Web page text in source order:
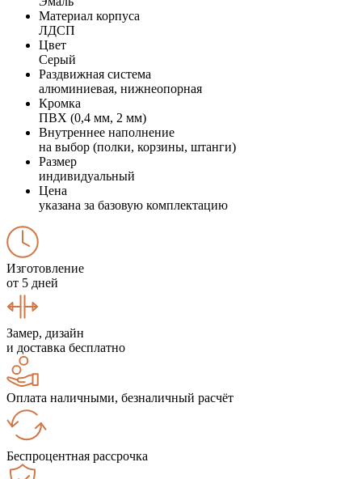
Материал корпуса
ЛДСП
Цвет
Серый
Раздвижная система
алюминиевая, нижнеопорная
Кромка
ПВХ (0,4 мм, 2 мм)
Внутреннее наполнение
на выбор (полки, корзины, штанги)
Размер
индивидуальный
Цена
указана за базовую комплектацию
Изготовление
от 5 дней
Замер, дизайн
и доставка бесплатно
Оплата наличными, безналичный расчёт
Беспроцентная рассрочка